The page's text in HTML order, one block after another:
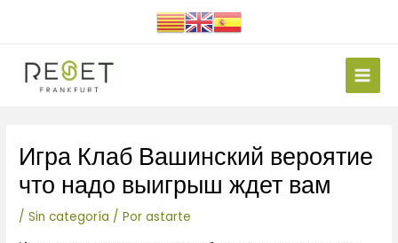
Main
Игра Клаб Вашинский вероятие
что надо выигрыш ждет вам
/Sin categoría / Porastarte
de
entradas